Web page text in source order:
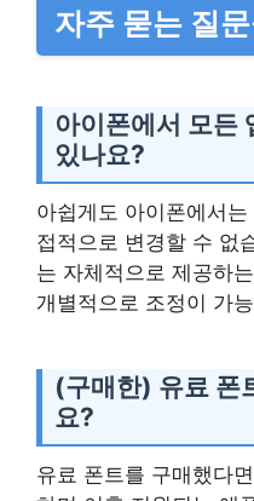
자주 묻는 질
아이폰에서 모든
있나요?
아쉽게도 아이폰에서
접적으로 변경할 수 없
는 자체적으로 제공하
개별적으로 조정이 가
(구매한) 유료 폰
요?
유료 폰트를 구매했다